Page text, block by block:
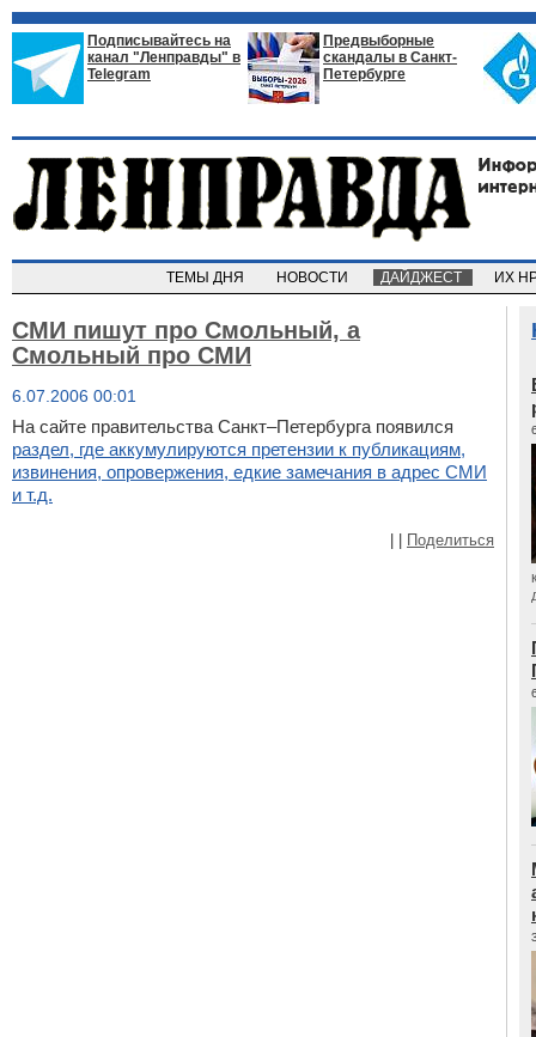
Подписывайтесь на
канал "Ленправды" в
Telegram
Предвыборные
скандалы в Санкт-
Петербурге
ТЕМЫ ДНЯ НОВОСТИ ДАЙДЖЕСТ ИХ
СМИ пишут про Смольный, а
Смольный про СМИ
6.07.2006 00:01
На сайте правительства Санкт–Петербурга появился
раздел, где аккумулируются претензии к публикациям,
извинения, опровержения, едкие замечания в адрес СМИ
и т.д.
Поделиться